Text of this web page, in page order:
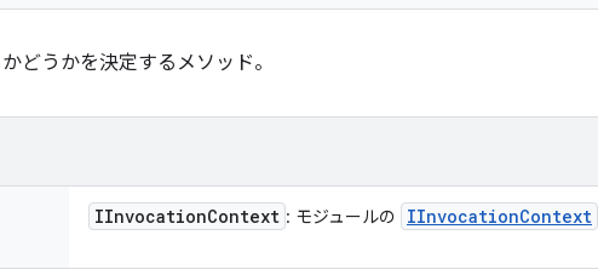
どうかを決定するメソッド。
IInvocationContext : モジュールの IInvocationContext